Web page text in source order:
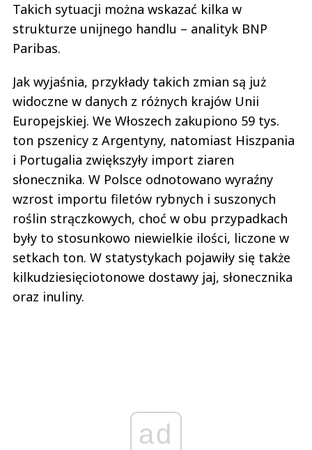
Takich sytuacji można wskazać kilka w
strukturze unijnego handlu – analityk BNP
Paribas.
Jak wyjaśnia, przykłady takich zmian są już
widoczne w danych z różnych krajów Unii
Europejskiej. We Włoszech zakupiono 59 tys.
ton pszenicy z Argentyny, natomiast Hiszpania
i Portugalia zwiększyły import ziaren
słonecznika. W Polsce odnotowano wyraźny
wzrost importu filetów rybnych i suszonych
roślin strączkowych, choć w obu przypadkach
były to stosunkowo niewielkie ilości, liczone w
setkach ton. W statystykach pojawiły się także
kilkudziesięciotonowe dostawy jaj, słonecznika
oraz inuliny.
ad